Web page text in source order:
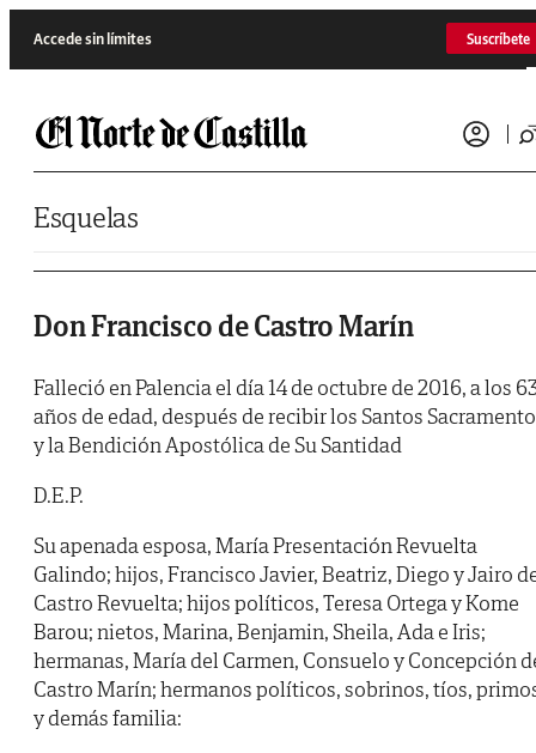
Accede sin límites Suscríbete
Esquelas
Don Francisco de Castro Marín
Falleció en Palencia el día 14 de octubre de 2016, a los
años de edad, después de recibir los Santos
y la Bendición Apostólica de Su Santidad
D.E.P.
Su apenada esposa, María Presentación Revuelta
Galindo; hijos, Francisco Javier, Beatriz, Diego y Jairo
Castro Revuelta; hijos políticos, Teresa Ortega y Kome
Barou; nietos, Marina, Benjamin, Sheila, Ada e Iris;
hermanas, María del Carmen, Consuelo y Concepción
Castro Marín; hermanos políticos, sobrinos, tíos,
y demás familia: